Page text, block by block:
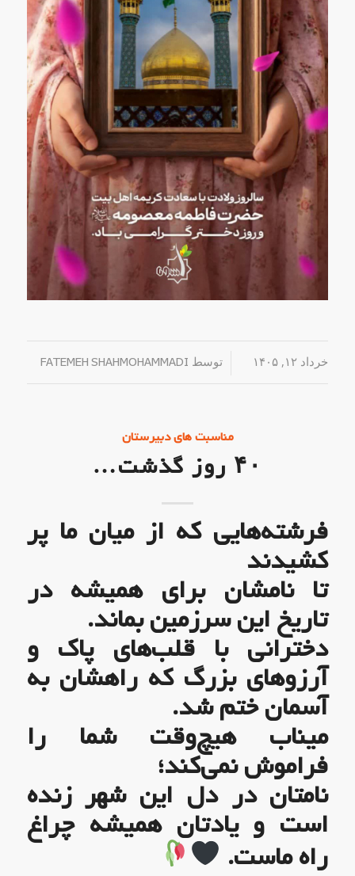
خرداد ۱۲, ۱۴۰۵ / توسط FATEMEH SHAHMOHAMMADI
مناسبت های دبیرستان
۴۰ روز گذشت…
فرشته‌هایی که از میان ما پر
کشیدند
تا نامشان برای همیشه در
تاریخ این سرزمین بماند.
دخترانی با قلب‌های پاک و
آرزوهای بزرگ که راهشان به
آسمان ختم شد.
میناب هیچ‌وقت شما را
فراموش نمی‌کند؛
نامتان در دل این شهر زنده
است و یادتان همیشه چراغ
راه ماست.